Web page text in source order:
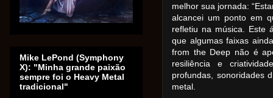
melhor sua jornada:
alcancei um ponto em
refletiu na música. Este
que algumas faixas
from the Deep não é
resiliência e
profundas, sonoridades
metal.
Mike LePond (Symphony
X): "Minha grande paixão
sempre foi o Heavy Metal
tradicional"